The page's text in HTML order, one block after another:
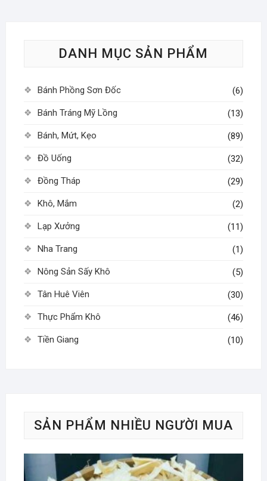
chọn
được
chọn
trang
DANH MỤC SẢN PHẨM
Bánh Phồng Sơn Đốc (6)
Bánh Tráng Mỹ Lồng (13)
Bánh, Mứt, Kẹo (89)
Đồ Uống (32)
Đồng Tháp (29)
Khô, Mắm (2)
Lạp Xưởng (11)
Nha Trang (1)
Nông Sản Sấy Khô (5)
Tân Huê Viên (30)
Thực Phẩm Khô (46)
Tiền Giang (10)
SẢN PHẨM NHIỀU NGƯỜI MUA